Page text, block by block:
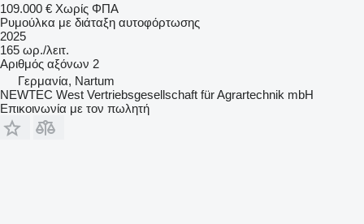
109.000 € Χωρίς ΦΠΑ
Ρυμούλκα με διάταξη αυτοφόρτωσης
2025
165 ωρ./λειτ.
Αριθμός αξόνων 2
Γερμανία, Nartum
NEWTEC West Vertriebsgesellschaft für Agrartechnik mbH
Επικοινωνία με τον πωλητή